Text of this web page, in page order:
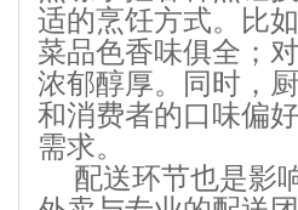
适的烹饪方式。比
菜品色香味俱全；
浓郁醇厚。同时，
和消费者的口味偏
需求。
配送环节也是影